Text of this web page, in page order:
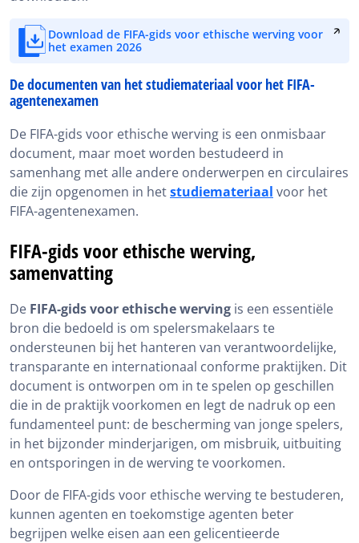
Download de FIFA-gids voor ethische werving voor
het examen 2026
De documenten van het studiemateriaal voor het FIFA-
agentenexamen
De FIFA-gids voor ethische werving is een onmisbaar
document, maar moet worden bestudeerd in
samenhang met alle andere onderwerpen en circulaires
die zijn opgenomen in hetstudiemateriaal voor het
FIFA-agentenexamen.
FIFA-gids voor ethische werving,
samenvatting
De FIFA-gids voor ethische werving is een essentiële
bron die bedoeld is om spelersmakelaars te
ondersteunen bij het hanteren van verantwoordelijke,
transparante en internationaal conforme praktijken. Dit
document is ontworpen om in te spelen op geschillen
die in de praktijk voorkomen en legt de nadruk op een
fundamenteel punt: de bescherming van jonge spelers,
in het bijzonder minderjarigen, om misbruik, uitbuiting
en ontsporingen in de werving te voorkomen.
Door de FIFA-gids voor ethische werving te bestuderen,
kunnen agenten en toekomstige agenten beter
begrijpen welke eisen aan een gelicentieerde